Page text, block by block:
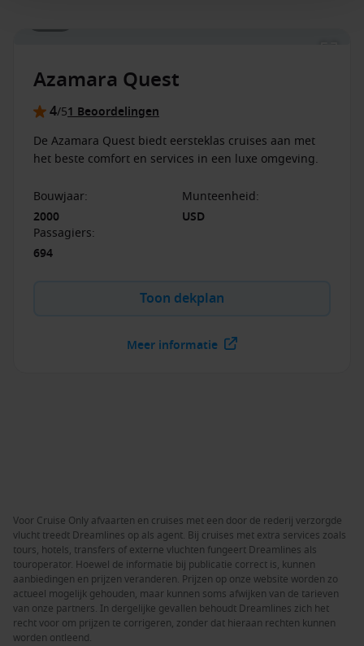
Azamara Quest
4/51 Beoordelingen
De Azamara Quest biedt eersteklas cruises aan met
het beste comfort en services in een luxe omgeving.
Bouwjaar:
2000
Munteenheid:
USD
Passagiers:
694
Toon dekplan
Meer informatie
Voor Cruise Only afvaarten en cruises met een door de rederij verzorgde
vlucht treedt Dreamlines op als agent. Bij cruises met extra services zoals
tours, hotels, transfers of externe vluchten fungeert Dreamlines als
touroperator. Hoewel de informatie bij publicatie correct is, kunnen
aanbiedingen en prijzen veranderen. Prijzen op onze website worden zo
actueel mogelijk gehouden, maar kunnen soms afwijken van de tarieven
van onze partners. In dergelijke gevallen behoudt Dreamlines zich het
recht voor om prijzen te corrigeren, zonder dat hieraan rechten kunnen
worden ontleend.